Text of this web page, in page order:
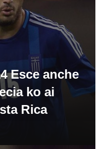
Esce anche
ko ai
Rica